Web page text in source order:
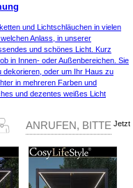
und Lichtschläuchen in vielen
Anlass, in unserer
und schönes Licht. Kurz
in Innen- oder Außenbereichen. Sie
dekorieren, oder um Ihr Haus zu
in mehreren Farben und
und dezentes weißes Licht
ANRUFEN, BITTE Jetzt